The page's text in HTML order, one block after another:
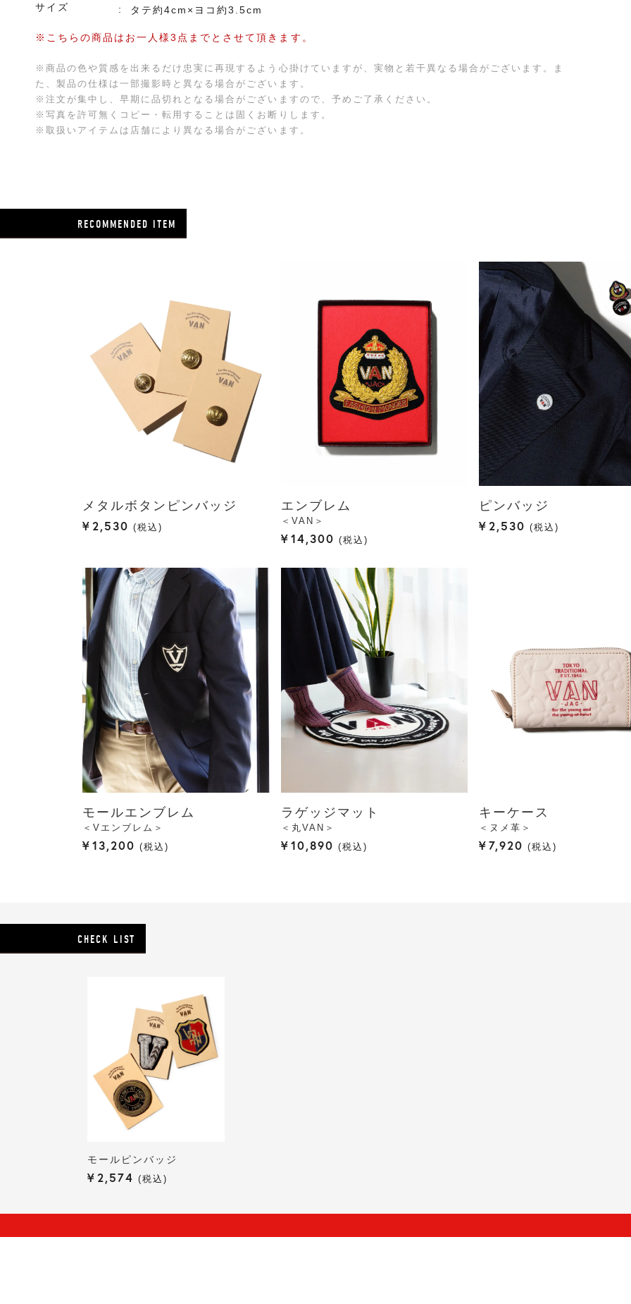
サイズ タテ約4cm×ヨコ約3.5cm
※こちらの商品はお一人様3点までとさせて頂きます。
※商品の色や質感を出来るだけ忠実に再現するよう心掛けていますが、実物と若干異なる場合がございます。ま
た、製品の仕様は一部撮影時と異なる場合がございます。
※注文が集中し、早期に品切れとなる場合がございますので、予めご了承ください。
※写真を許可無くコピー・転用することは固くお断りします。
※取扱いアイテムは店舗により異なる場合がございます。
RECOMMENDED ITEM
メタルボタンピンバッジ
¥2,530 税込
エンブレム
＜VAN＞
¥14,300 税込
ピンバッジ
¥2,530 税込
モールエンブレム
＜Vエンブレム＞
¥13,200 税込
ラゲッジマット
＜丸VAN＞
¥10,890 税込
キーケース
＜ヌメ革＞
¥7,920 税込
CHECK LIST
モールピンバッジ
¥2,574 税込